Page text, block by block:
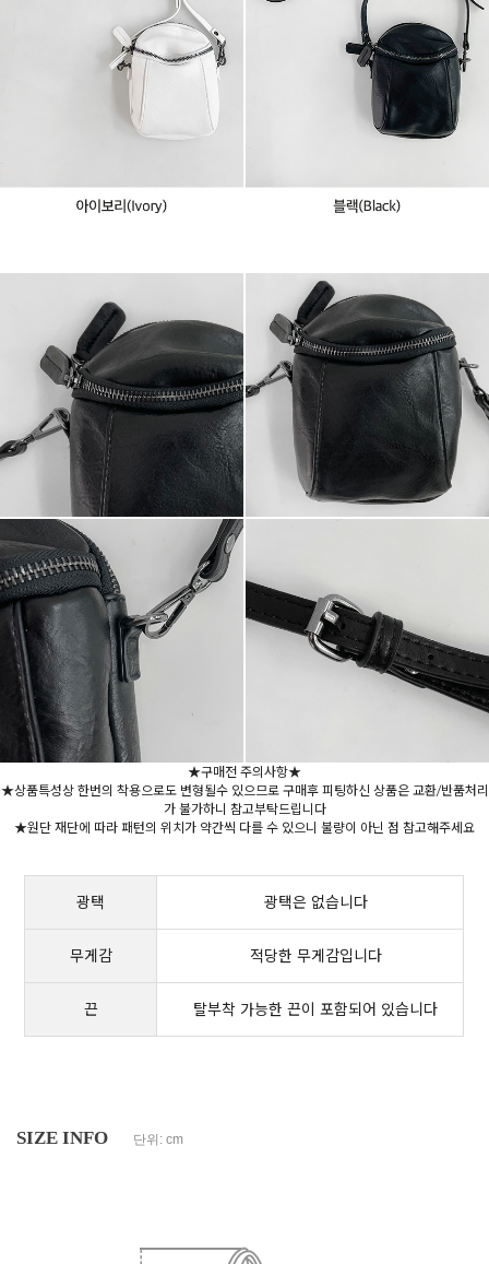
★구매전 주의사항★
★상품특성상 한번의 착용으로도 변형될수 있으므로 구매후 피팅하신 상품은 교환/반품처리
가 불가하니 참고부탁드립니다
★원단 재단에 따라 패턴의 위치가 약간씩 다를 수 있으니 불량이 아닌 점 참고해주세요
광택 광택은 없습니다
무게감 적당한 무게감입니다
끈 탈부착 가능한 끈이 포함되어 있습니다